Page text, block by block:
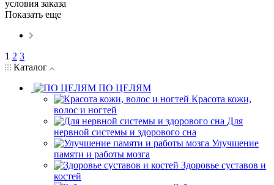
условия заказа
Показать еще
1 2 3
Каталог
ПО ЦЕЛЯМ
Красота кожи,
волос и ногтей
Для
нервной системы и здорового сна
Улучшение
памяти и работы мозга
Здоровье суставов и
костей